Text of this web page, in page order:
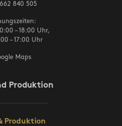
840 505
– 18:00 Uhr,
– 17:00 Uhr
Maps
Produktion
Produktion